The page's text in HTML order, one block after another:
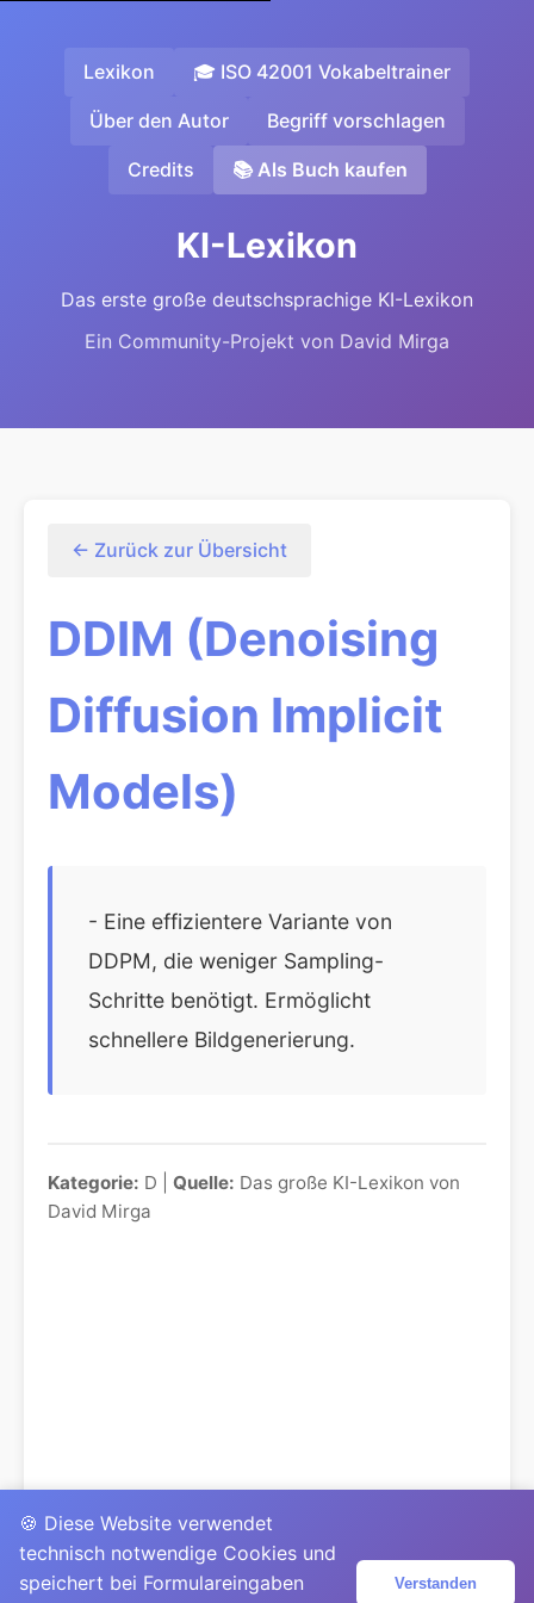
Lexikon 🎓 ISO 42001 Vokabeltrainer
Über den Autor Begriff vorschlagen
Credits 📚 Als Buch kaufen
KI-Lexikon
Das erste große deutschsprachige KI-Lexikon
Ein Community-Projekt von David Mirga
← Zurück zur Übersicht
DDIM (Denoising
Diffusion Implicit
Models)
- Eine effizientere Variante von
DDPM, die weniger Sampling-
Schritte benötigt. Ermöglicht
schnellere Bildgenerierung.
Kategorie: D | Quelle: Das große KI-Lexikon von
David Mirga
🍪 Diese Website verwendet
technisch notwendige Cookies und
speichert bei Formulareingaben
Verstanden